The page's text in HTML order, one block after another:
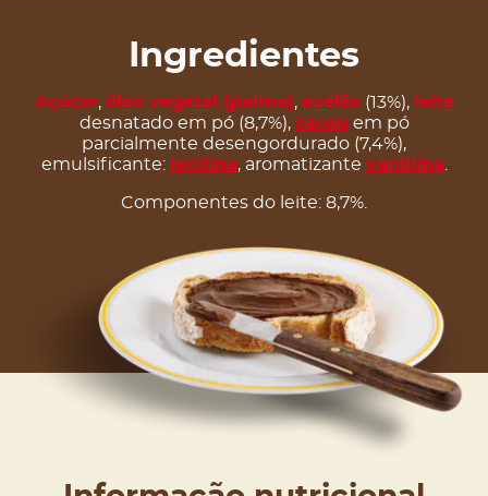
Ingredientes
Açúcar, óleo vegetal (palma), avelãs (13%), leite
desnatado em pó (8,7%), cacau em pó
parcialmente desengordurado (7,4%),
emulsificante: lecitina, aromatizante vanillina
Componentes do leite: 8,7%.